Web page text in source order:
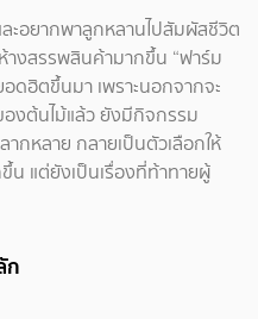
ะอยากพาลูกหลานไปสัมผัสชีวิต
งสรรพสินค้ามากขึ้น “ฟาร์ม
ดฮิตขึ้นมา เพราะนอกจากจะ
งต้นไม้แล้ว ยังมีกิจกรรม
กหลาย กลายเป็นตัวเลือกให้
น แต่ยังเป็นเรื่องที่ท้าทายผู้
ก